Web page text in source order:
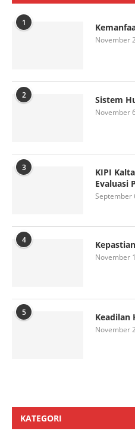
1
November
2 Sistem
November
3
KIPI
Evaluasi
September
4
November
5 Keadilan
November
KATEGORI